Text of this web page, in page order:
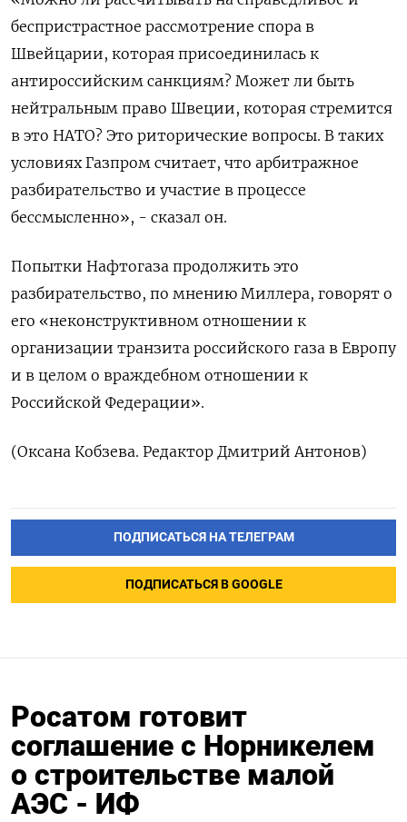
беспристрастное рассмотрение спора в
Швейцарии, которая присоединилась к
антироссийским санкциям? Может ли быть
нейтральным право Швеции, которая стремится
в это НАТО? Это риторические вопросы. В таких
условиях Газпром считает, что арбитражное
разбирательство и участие в процессе
бессмысленно», - сказал он.
Попытки Нафтогаза продолжить это
разбирательство, по мнению Миллера, говорят о
его «неконструктивном отношении к
организации транзита российского газа в Европу
и в целом о враждебном отношении к
Российской Федерации».
(Оксана Кобзева. Редактор Дмитрий Антонов)
ПОДПИСАТЬСЯ НА ТЕЛЕГРАМ
ПОДПИСАТЬСЯ В GOOGLE
Росатом готовит
соглашение с Норникелем
о строительстве малой
АЭС - ИФ